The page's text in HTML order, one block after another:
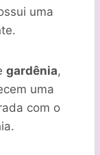
uma
gardênia,
uma
com o